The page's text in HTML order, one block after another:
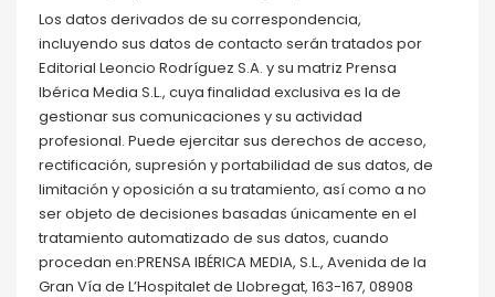
Los datos derivados de su correspondencia,
incluyendo sus datos de contacto serán tratados por
Editorial Leoncio Rodríguez S.A. y su matriz Prensa
Ibérica Media S.L., cuya finalidad exclusiva es la de
gestionar sus comunicaciones y su actividad
profesional. Puede ejercitar sus derechos de acceso,
rectificación, supresión y portabilidad de sus datos, de
limitación y oposición a su tratamiento, así como a no
ser objeto de decisiones basadas únicamente en el
tratamiento automatizado de sus datos, cuando
procedan en:PRENSA IBÉRICA MEDIA, S.L., Avenida de la
Gran Vía de L’Hospitalet de Llobregat, 163-167, 08908